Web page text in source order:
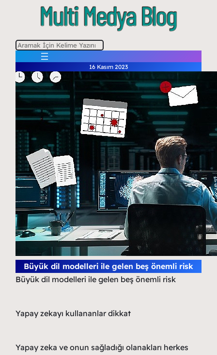
A
a
16 Kasım 2023
Büyük dil modelleri ile gelen beş önemli risk
Büyük dil modelleri ile gelen beş önemli risk
Yapay zekayı kullananlar dikkat
Yapay zeka ve onun sağladığı olanakları herkes